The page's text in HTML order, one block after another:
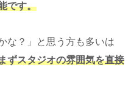
です。
な？」と思う方も多いは
ずスタジオの雰囲気を直接